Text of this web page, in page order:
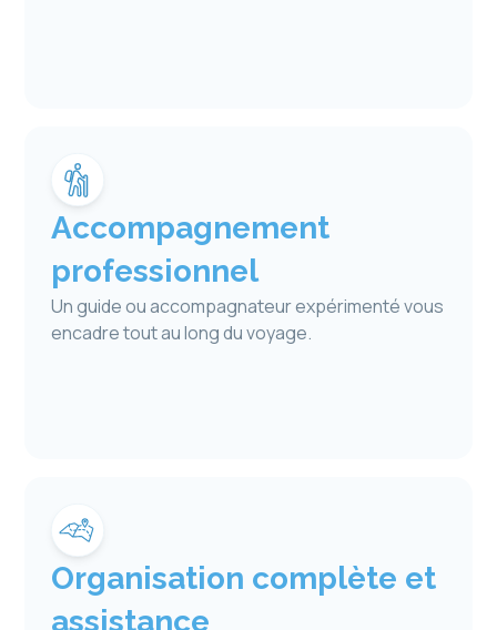
Accompagnement
professionnel
Un guide ou accompagnateur expérimenté vous
encadre tout au long du voyage.
Organisation complète et
assistance